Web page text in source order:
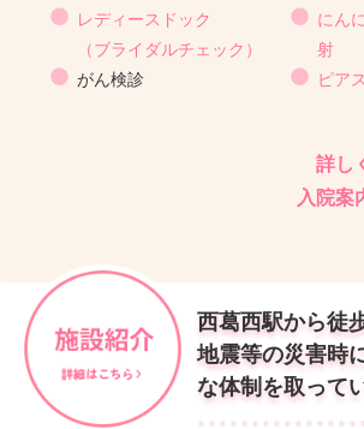
レディースドック
（ブライダルチェック）
がん検診
にん
射
ピアス
詳し
入院案
西葛西駅から徒
地震等の災害時
な体制を取って